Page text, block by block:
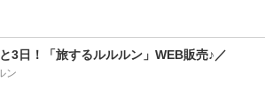
3日！「旅するルルルン」WEB販売♪／
ン